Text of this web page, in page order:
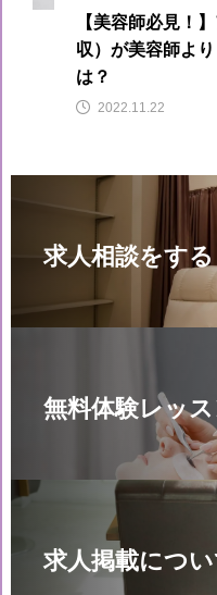
【美容師必見！
収）が美容師よ
は？
2022.11.22
求人相談をする
無料体験レッ
求人掲載につ